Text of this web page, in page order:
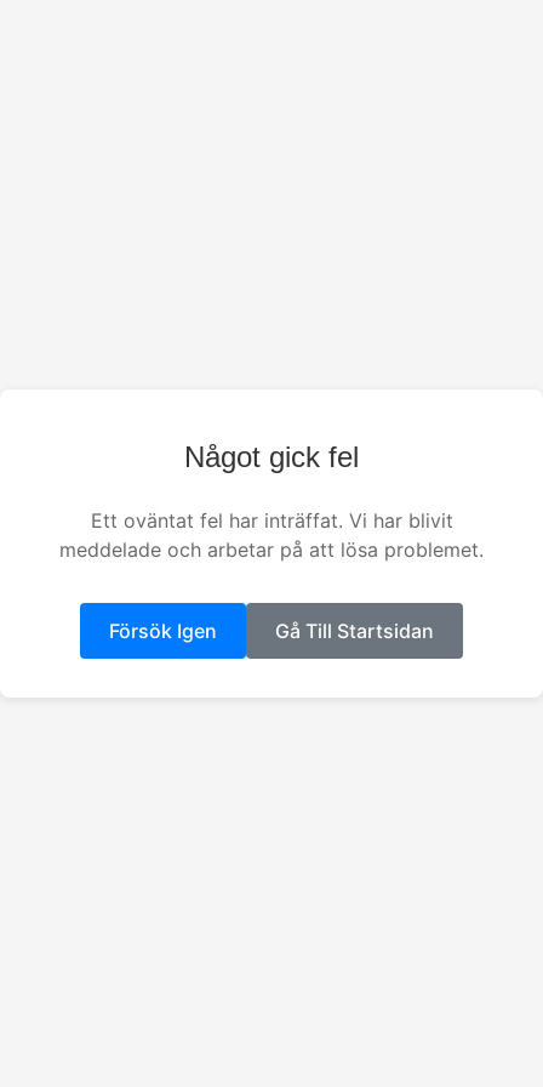
Något gick fel
Ett oväntat fel har inträffat. Vi har blivit
meddelade och arbetar på att lösa problemet.
Försök Igen Gå Till Startsidan